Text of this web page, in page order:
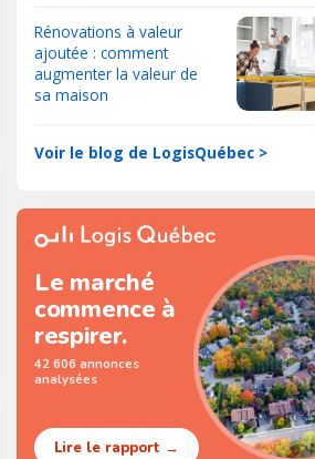
Rénovations à valeur
ajoutée : comment
augmenter la valeur de
sa maison
Voir le blog de LogisQuébec >
Le marché
commence à
respirer.
42 606 annonces
analysées
Lire le rapport →